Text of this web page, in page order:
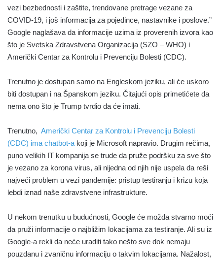
vezi bezbednosti i zaštite, trendovane pretrage vezane za
COVID-19, i još informacija za pojedince, nastavnike i poslove.”
Google naglašava da informacije uzima iz proverenih izvora kao
što je Svetska Zdravstvena Organizacija (SZO – WHO) i
Američki Centar za Kontrolu i Prevenciju Bolesti (CDC).
Trenutno je dostupan samo na Engleskom jeziku, ali će uskoro
biti dostupan i na Španskom jeziku. Čitajući opis primetićete da
nema ono što je Trump tvrdio da će imati.
Trenutno, Američki Centar za Kontrolu i Prevenciju Bolesti
(CDC) ima chatbot-a koji je Microsoft napravio. Drugim rečima,
puno velikih IT kompanija se trude da pruže podršku za sve što
je vezano za korona virus, ali nijedna od njih nije uspela da reši
najveći problem u vezi pandemije: pristup testiranju i krizu koja
lebdi iznad naše zdravstvene infrastrukture.
U nekom trenutku u budućnosti, Google će možda stvarno moći
da pruži informacije o najbližim lokacijama za testiranje. Ali su iz
Google-a rekli da neće uraditi tako nešto sve dok nemaju
pouzdanu i zvaničnu informaciju o takvim lokacijama. Nažalost,